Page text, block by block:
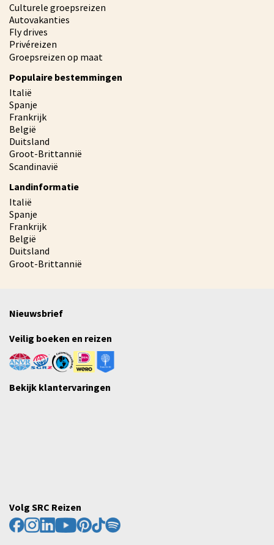
Culturele groepsreizen
Autovakanties
Fly drives
Privéreizen
Groepsreizen op maat
Populaire bestemmingen
Italië
Spanje
Frankrijk
België
Duitsland
Groot-Brittannië
Scandinavië
Landinformatie
Italië
Spanje
Frankrijk
België
Duitsland
Groot-Brittannië
Nieuwsbrief
Veilig boeken en reizen
Bekijk klantervaringen
Volg SRC Reizen